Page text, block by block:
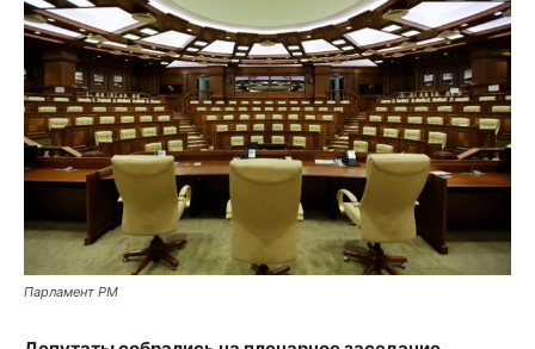
Парламент РМ